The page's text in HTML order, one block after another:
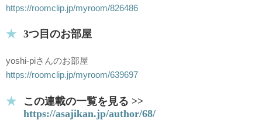
https://roomclip.jp/myroom/826486
3つ目のお部屋
yoshi-piさんのお部屋
https://roomclip.jp/myroom/639697
この連載の一覧を見る >>
https://asajikan.jp/author/68/